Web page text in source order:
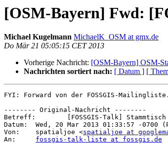
[OSM-Bayern] Fwd:
Michael Kugelmann MichaelK_OSM at gmx.de
Do Mär 21 05:05:15 CET 2013
Vorherige Nachricht: [OSM-Bayern] OSM-
Nachrichten sortiert nach: [ Datum ] [
FYI: Forward von der FOSSGIS-Mailingliste.
-------- Original-Nachricht --------
Betreff: 	[FOSSGIS-Talk] Stammtisch München am 2.4.13
Datum: 	Wed, 20 Mar 2013 01:33:57 -0700 (PDT)
Von: 	spatialjoe <spatialjoe at
fossgis-talk-liste at fossgis.de